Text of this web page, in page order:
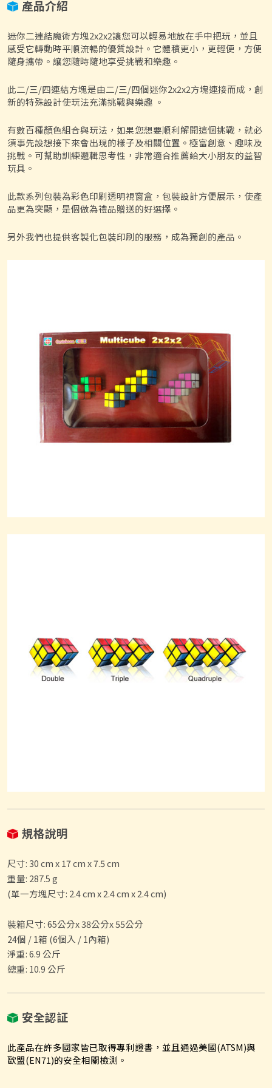
產品介紹
迷你二連結魔術方塊2x2x2讓您可以輕易地放在手中把玩，並且
感受它轉動時平順流暢的優質設計。它體積更小，更輕便，方便
隨身攜帶。讓您隨時隨地享受挑戰和樂趣。
此二/三/四連結方塊是由二/三/四個迷你2x2x2方塊連接而成，創
新的特殊設計使玩法充滿挑戰與樂趣 。
有數百種顏色組合與玩法，如果您想要順利解開這個挑戰，就必
須事先設想接下來會出現的樣子及相關位置。極富創意、趣味及
挑戰。可幫助訓練邏輯思考性，非常適合推薦給大小朋友的益智
玩具。
此款系列包裝為彩色印刷透明視窗盒，包裝設計方便展示，使產
品更為突顯，是個做為禮品贈送的好選擇。
另外我們也提供客製化包裝印刷的服務，成為獨創的產品。
規格說明
尺寸: 30 cm x 17 cm x 7.5 cm
重量: 287.5 g
(單一方塊尺寸: 2.4 cm x 2.4 cm x 2.4 cm)
裝箱尺寸: 65公分x 38公分x 55公分
24個 / 1箱 (6個入 / 1內箱)
淨重: 6.9 公斤
總重: 10.9 公斤
安全認証
此產品在許多國家皆已取得專利證書，並且通過美國(ATSM)與
歐盟(EN71)的安全相關檢測。